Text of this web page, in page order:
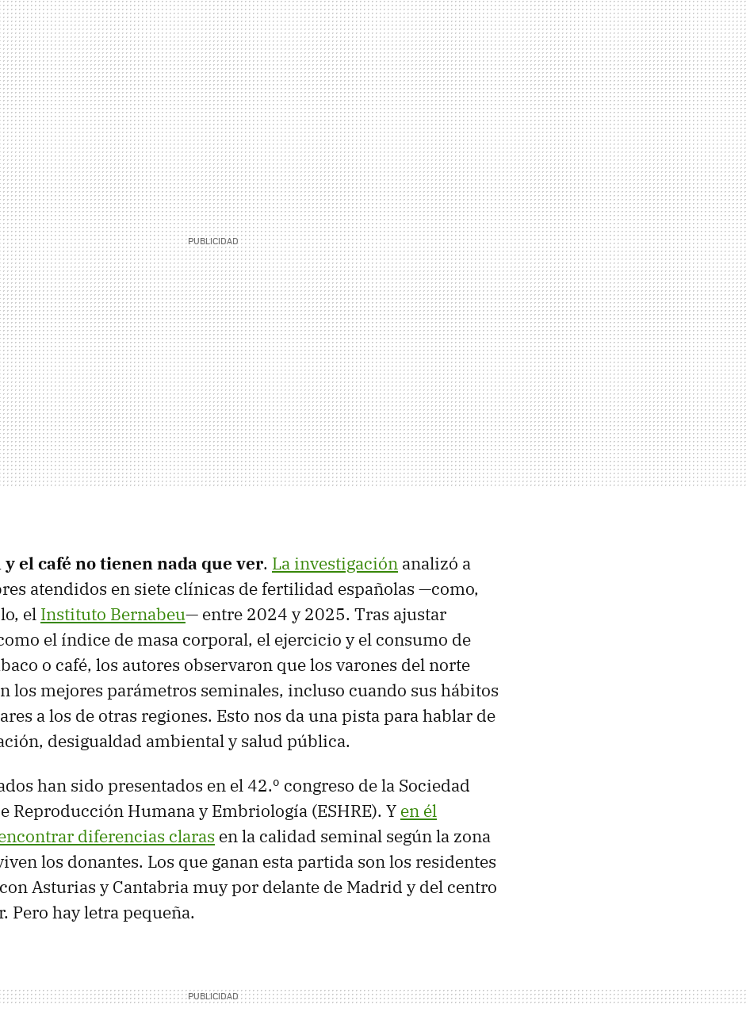
el café no tienen nada que ver. La investigación analizó a
atendidos en siete clínicas de fertilidad españolas —como,
el Instituto Bernabeu— entre 2024 y 2025. Tras ajustar
el índice de masa corporal, el ejercicio y el consumo de
o café, los autores observaron que los varones del norte
los mejores parámetros seminales, incluso cuando sus hábitos
a los de otras regiones. Esto nos da una pista para hablar de
desigualdad ambiental y salud pública.
han sido presentados en el 42.º congreso de la Sociedad
Reproducción Humana y Embriología (ESHRE). Y en él
diferencias claras en la calidad seminal según la zona
los donantes. Los que ganan esta partida son los residentes
Asturias y Cantabria muy por delante de Madrid y del centro
Pero hay letra pequeña.